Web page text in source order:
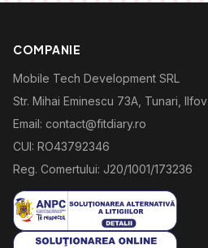
COMPANIE
Mobile Tech Development SRL
Str. Mihai Eminescu 73A, Tunari, Ilfov
Email: contact@fitdiary.ro
CUI: RO43792346
Reg. Comertului: J20/1001/173236